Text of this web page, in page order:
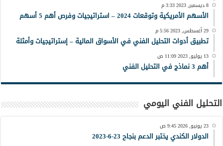
8 ديسمبر, 2023 3:33 م
الأسهم الأمريكية وتوقعات 2024 – استراتيجيات وفرص أهم 5 أسهم
29 أغسطس, 2023 5:56 م
تطبيق أدوات التحليل الفني في الأسواق المالية – إستراتيجيات وأمثلة
13 يوليو, 2023 11:09 ص
أهم 3 نماذج في التحليل الفني
التحليل الفني اليومي
23 يونيو, 2026 9:45 ص
الدولار الكندي يختبر الدعم بنجاح 23-6-2023